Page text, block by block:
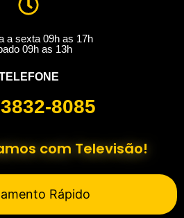
a sexta 09h as 17h
09h as 13h
8085
com Televisão!
Rápido